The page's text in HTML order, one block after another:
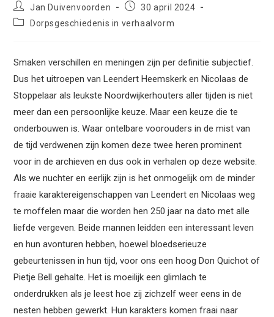
Bericht
auteur:
Jan Duivenvoorden
Bericht
gepubliceerd
op:
30 april 2024
Berichtcategorie:
Dorpsgeschiedenis in verhaalvorm
Smaken verschillen en meningen zijn per definitie subjectief.
Dus het uitroepen van Leendert Heemskerk en Nicolaas de
Stoppelaar als leukste Noordwijkerhouters aller tijden is niet
meer dan een persoonlijke keuze. Maar een keuze die te
onderbouwen is. Waar ontelbare voorouders in de mist van
de tijd verdwenen zijn komen deze twee heren prominent
voor in de archieven en dus ook in verhalen op deze website.
Als we nuchter en eerlijk zijn is het onmogelijk om de minder
fraaie karaktereigenschappen van Leendert en Nicolaas weg
te moffelen maar die worden hen 250 jaar na dato met alle
liefde vergeven. Beide mannen leidden een interessant leven
en hun avonturen hebben, hoewel bloedserieuze
gebeurtenissen in hun tijd, voor ons een hoog Don Quichot of
Pietje Bell gehalte. Het is moeilijk een glimlach te
onderdrukken als je leest hoe zij zichzelf weer eens in de
nesten hebben gewerkt. Hun karakters komen fraai naar